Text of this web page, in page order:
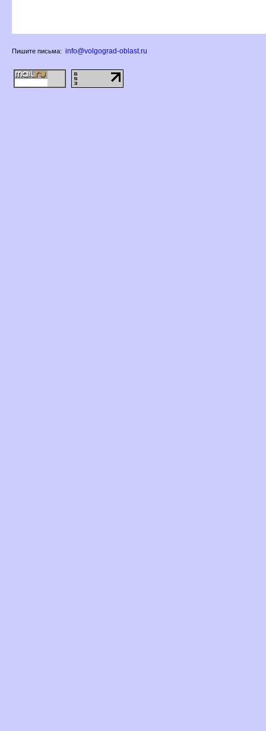
Пишите письма: info@volgograd-oblast.ru